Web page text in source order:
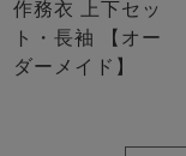
作務衣 上下セッ
ト・長袖 【オー
ダーメイド】